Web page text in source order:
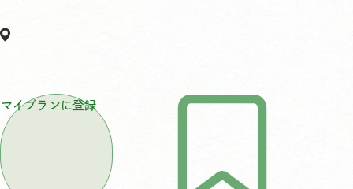
マイプランに登録